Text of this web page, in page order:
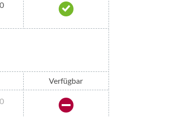
Verfügbar